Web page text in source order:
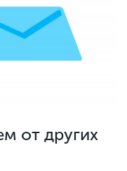
от других